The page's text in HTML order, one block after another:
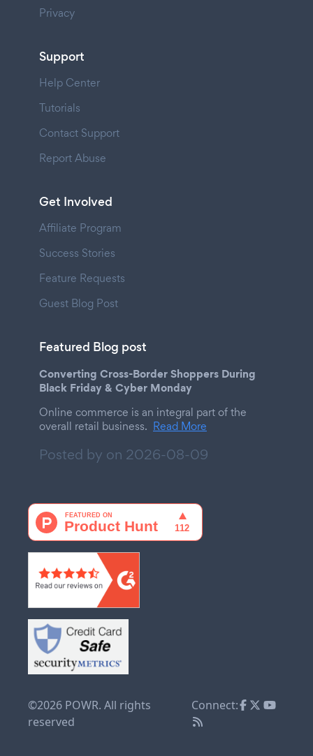
Privacy
Support
Help Center
Tutorials
Contact Support
Report Abuse
Get Involved
Affiliate Program
Success Stories
Feature Requests
Guest Blog Post
Featured Blog post
Converting Cross-Border Shoppers During
Black Friday & Cyber Monday
Online commerce is an integral part of the
overall retail business. Read More
Posted by on 2026-08-09
©2026 POWR. All rights
reserved
Connect: